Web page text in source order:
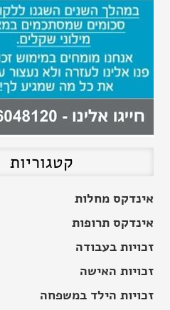
הרעת תנאים
חוקי העבודה
קטגוריות
אינדקס מחלות
אינדקס תרופות
זכויות בעבודה
זכויות האישה
זכויות הילד במשפחה